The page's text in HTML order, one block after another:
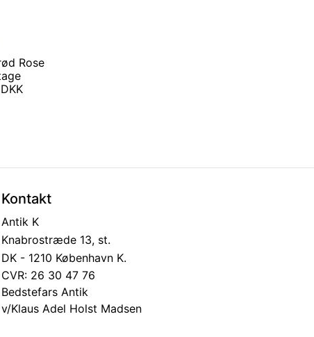
Rose
Kontakt
Antik K
Knabrostræde 13, st.
DK - 1210 København K.
CVR: 26 30 47 76
Bedstefars Antik
v/Klaus Adel Holst Madsen